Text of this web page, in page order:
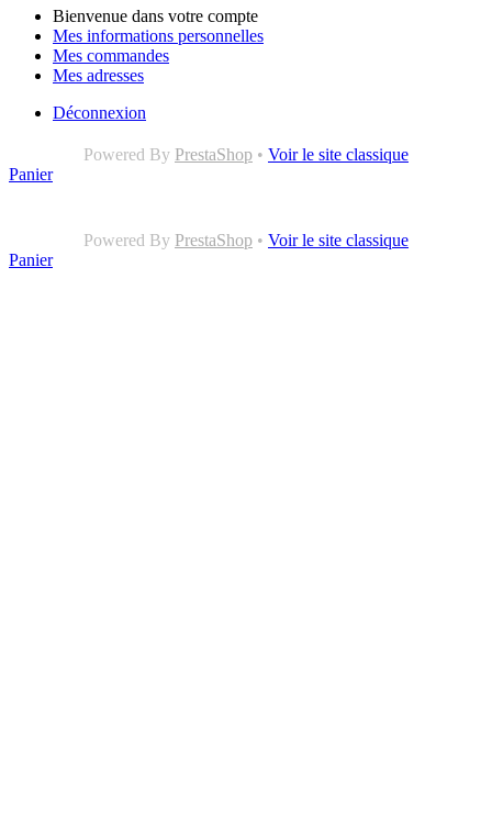
Bienvenue dans votre compte
Mes informations personnelles
Mes commandes
Mes adresses
Déconnexion
Powered By PrestaShop • Voir le site classique
Panier
Powered By PrestaShop • Voir le site classique
Panier